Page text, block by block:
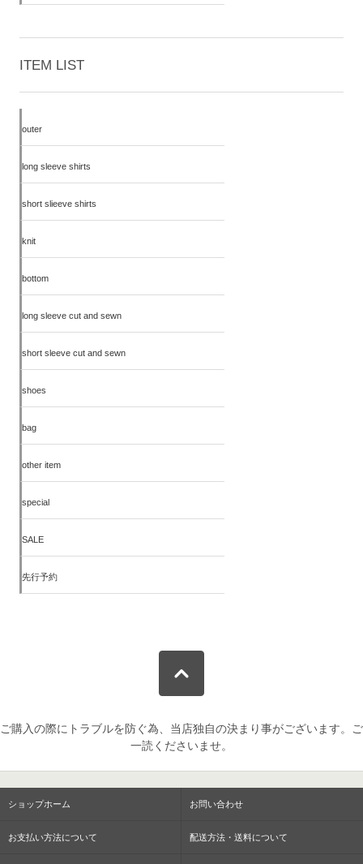
ITEM LIST
outer
long sleeve shirts
short slieeve shirts
knit
bottom
long sleeve cut and sewn
short sleeve cut and sewn
shoes
bag
other item
special
SALE
先行予約
ご購入の際にトラブルを防ぐ為、当店独自の決まり事がございます。ご
一読くださいませ。
ショップホーム お問い合わせ
お支払い方法について 配送方法・送料について